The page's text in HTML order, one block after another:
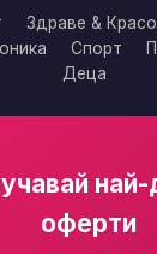
Здраве &
Спорт
Деца
оферти